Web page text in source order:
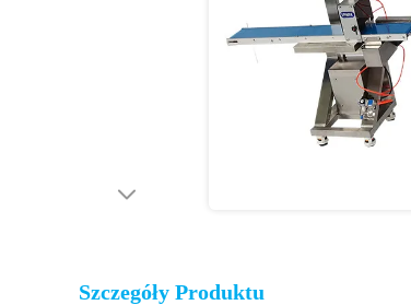
Szczegóły Produktu